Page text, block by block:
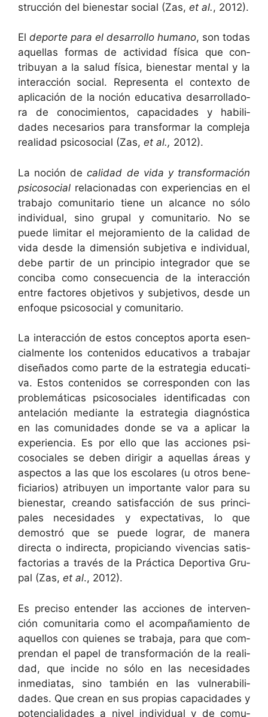
struc­ción del bien­es­tar social (Zas, et al., 2012).
El deporte para el desar­rol­lo humano, son todas
aque­l­las for­mas de activi­dad físi­ca que con­
tribuyan a la salud físi­ca, bien­es­tar men­tal y la
inter­ac­ción social. Rep­re­sen­ta el con­tex­to de
apli­cación de la noción educa­ti­va desar­rol­lado­
ra de conocimien­tos, capaci­dades y habil­i­
dades nece­sar­ios para trans­for­mar la com­ple­ja
real­i­dad psi­coso­cial (Zas, et al., 2012).
La noción decal­i­dad de vida y trans­for­ma­ción
psi­coso­cial rela­cionadas con expe­ri­en­cias en el
tra­ba­jo comu­ni­tario tiene un alcance no sólo
indi­vid­ual, sino gru­pal y comu­ni­tario. No se
puede lim­i­tar el mejo­ramien­to de la cal­i­dad de
vida des­de la dimen­sión sub­je­ti­va e indi­vid­ual,
debe par­tir de un prin­ci­pio inte­grador que se
con­ci­ba como con­se­cuen­cia de la inter­ac­ción
entre fac­tores obje­tivos y sub­je­tivos, des­de un
enfoque psi­coso­cial y comunitario.
La inter­ac­ción de estos con­cep­tos apor­ta esen­
cial­mente los con­tenidos educa­tivos a tra­ba­jar
dis­eña­dos como parte de la estrate­gia educa­ti­
va. Estos con­tenidos se cor­re­spon­den con las
prob­lemáti­cas psi­coso­ciales iden­ti­fi­cadas con
antelación medi­ante la estrate­gia diag­nós­ti­ca
en las comu­nidades donde se va a aplicar la
expe­ri­en­cia. Es por ello que las acciones psi­
coso­ciales se deben diri­gir a aque­l­las áreas y
aspec­tos a las que los esco­lares (u otros ben­e­
fi­cia­r­ios) atribuyen un impor­tante val­or para su
bien­es­tar, cre­an­do sat­is­fac­ción de sus prin­ci­
pales necesi­dades y expec­ta­ti­vas, lo que
demostró que se puede lograr, de man­era
direc­ta o indi­rec­ta, prop­i­cian­do viven­cias sat­is­
fac­to­rias a través de la Prác­ti­ca Deporti­va Gru­
pal (Zas, et al., 2012).
Es pre­ciso enten­der las acciones de inter­ven­
ción comu­ni­taria como el acom­pañamien­to de
aque­l­los con quienes se tra­ba­ja, para que com­
pren­dan el papel de trans­for­ma­ción de la real­i­
dad, que incide no sólo en las necesi­dades
inmedi­atas, sino tam­bién en las vul­ner­a­bil­i­
dades. Que cre­an en sus propias capaci­dades y
poten­cial­i­dades a niv­el indi­vid­ual y de comu­